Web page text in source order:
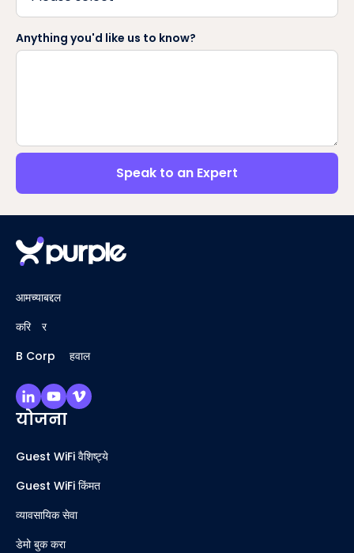
Anything you'd like us to know?
Speak to an Expert
आमच्याबद्दल
करिअर
B Corp अहवाल
योजना
Guest WiFi वैशिष्ट्ये
Guest WiFi किंमत
व्यावसायिक सेवा
डेमो बुक करा